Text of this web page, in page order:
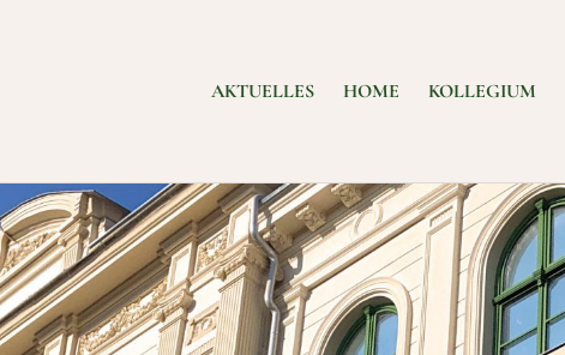
AKTUELLES HOME KOLLEGIUM